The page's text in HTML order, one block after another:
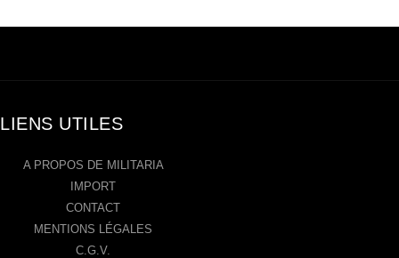
LIENS UTILES
A PROPOS DE MILITARIA
IMPORT
CONTACT
MENTIONS LÉGALES
C.G.V.